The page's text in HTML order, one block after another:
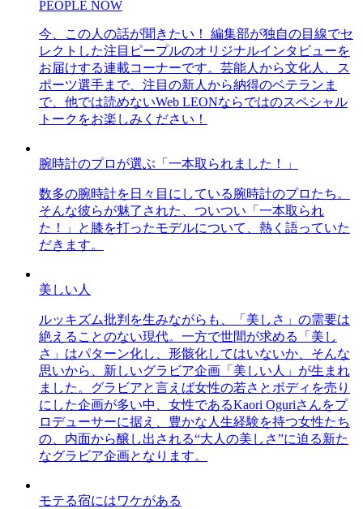
PEOPLE NOW
今、この人の話が聞きたい！ 編集部が独自の目線でセ
レクトした注目ピープルのオリジナルインタビューを
お届けする連載コーナーです。芸能人から文化人、ス
ポーツ選手まで、注目の新人から納得のベテランま
で、他では読めないWeb LEONならではのスペシャル
トークをお楽しみください！
腕時計のプロが選ぶ「一本取られました！」
数多の腕時計を日々目にしている腕時計のプロたち。
そんな彼らが魅了された、ついつい「一本取られ
た！」と膝を打ったモデルについて、熱く語っていた
だきます。
美しい人
ルッキズム批判を生みながらも、「美しさ」の需要は
絶えることのない現代。一方で世間が求める「美し
さ」はパターン化し、形骸化してはいないか、そんな
思いから、新しいグラビア企画「美しい人」が生まれ
ました。グラビアと言えば女性の若さとボディを売り
にした企画が多い中、女性であるKaori Oguriさんをプ
ロデューサーに据え、豊かな人生経験を持つ女性たち
の、内面から醸し出される“大人の美しさ”に迫る新た
なグラビア企画となります。
モテる宿にはワケがある